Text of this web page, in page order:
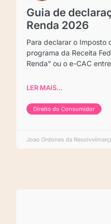
Guia de
Renda 2026
Para declarar o Imposto
programa da Receita
Renda” ou o e-CAC
LER MAIS...
Direito do Consumidor
Joao Ordones da Resolvvi